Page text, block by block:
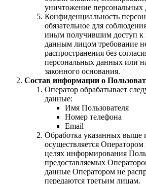
уничтожение персональных
Конфиденциальность
обязательное для
иным получившим доступ к
данным лицом требование
распространения без
персональных данных или
законного основания.
Состав информации о
Оператор обрабатывает
данные:
Имя Пользователя
Номер телефона
Email
Обработка указанных выше
осуществляется
целях информирования
предоставляемых
данные Оператором не
передаются третьим лицам.